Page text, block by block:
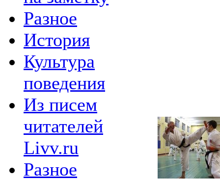
Разное
История
Культура
поведения
Из писем
читателей
Livv.ru
Разное